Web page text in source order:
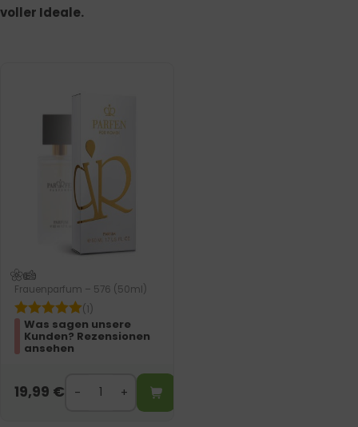
voller Ideale.
Frauenparfum – 576 (50ml)
(1)
Was sagen unsere
Kunden? Rezensionen
ansehen
19,99 €